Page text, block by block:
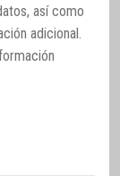
así como
adicional.